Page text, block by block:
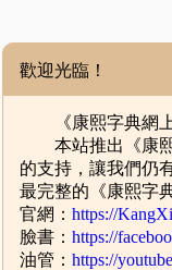
歡迎光臨！
《康熙字典網上
本站推出《康熙
的支持，讓我們仍
最完整的《康熙字
官網：https://
臉書：https://
油管：https://